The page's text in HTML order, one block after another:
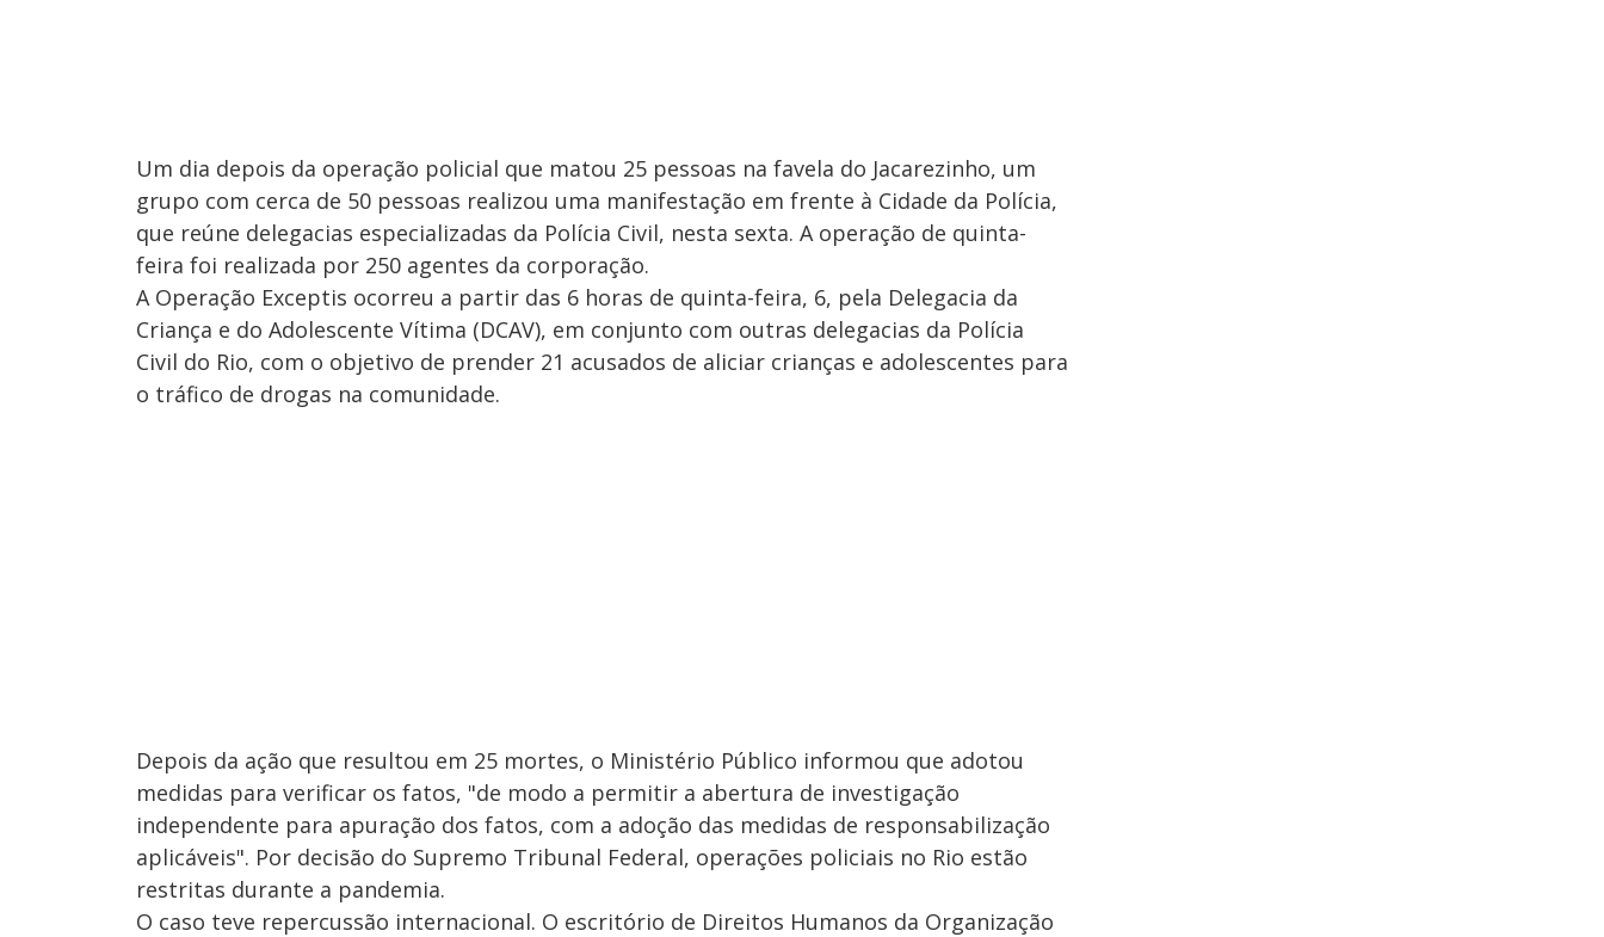
Um dia depois da operação policial que matou 25 pessoas na favela do Jacarezinho, um
grupo com cerca de 50 pessoas realizou uma manifestação em frente à Cidade da Polícia,
que reúne delegacias especializadas da Polícia Civil, nesta sexta. A operação de quinta-
feira foi realizada por 250 agentes da corporação.
A Operação Exceptis ocorreu a partir das 6 horas de quinta-feira, 6, pela Delegacia da
Criança e do Adolescente Vítima (DCAV), em conjunto com outras delegacias da Polícia
Civil do Rio, com o objetivo de prender 21 acusados de aliciar crianças e adolescentes para
o tráfico de drogas na comunidade.
Depois da ação que resultou em 25 mortes, o Ministério Público informou que adotou
medidas para verificar os fatos, "de modo a permitir a abertura de investigação
independente para apuração dos fatos, com a adoção das medidas de responsabilização
aplicáveis". Por decisão do Supremo Tribunal Federal, operações policiais no Rio estão
restritas durante a pandemia.
O caso teve repercussão internacional. O escritório de Direitos Humanos da Organização